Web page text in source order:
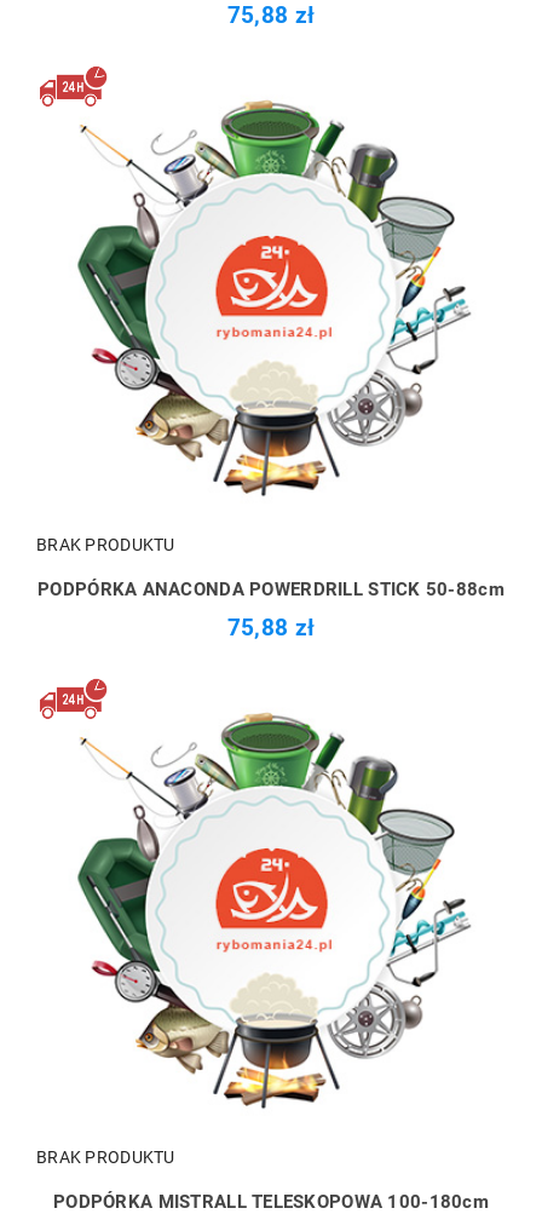
75,88 zł
BRAK PRODUKTU
PODPÓRKA ANACONDA POWERDRILL STICK 50-88cm
75,88 zł
BRAK PRODUKTU
PODPÓRKA MISTRALL TELESKOPOWA 100-180cm